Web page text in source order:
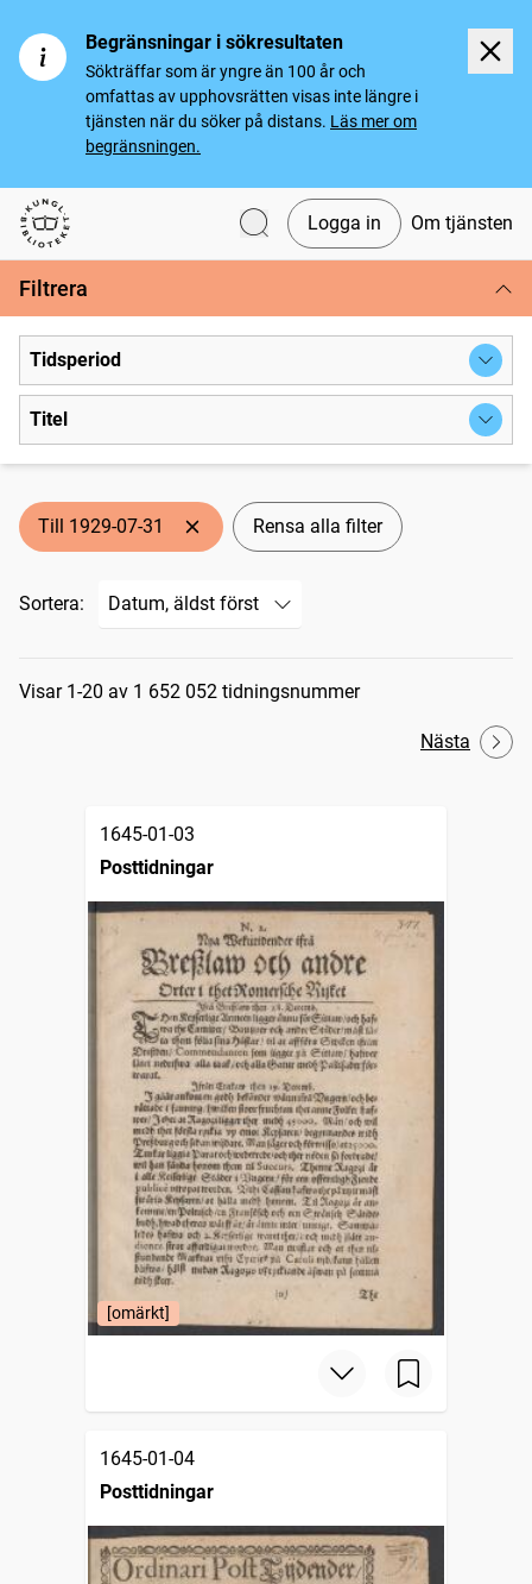
Begränsningar i sökresultaten
Sökträffar som är yngre än 100 år och
omfattas av upphovsrätten visas inte längre i
tjänsten när du söker på distans. Läs mer om
begränsningen.
Svenska tidningar
Logga in Om tjänsten
Filtrera
Tidsperiod
Titel
Till 1929-07-31 Rensa alla filter
Sortera:
Sökresultat
Visar 1-20 av 1 652 052 tidningsnummer
Nästa
1645-01-03
Posttidningar
[omärkt]
1645-01-04
Posttidningar